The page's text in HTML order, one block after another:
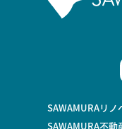
SAWAMURAリノ
SAWAMURA不動